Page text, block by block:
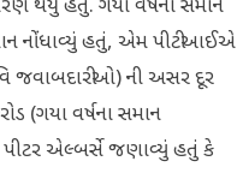
થયું હતું. ગયા વર્ષના સમાન
નોંધાવ્યું હતું, એમ પીટીઆઈએ
જવાબદારીઓ) ની અસર દૂર
(ગયા વર્ષના સમાન
પીટર એલ્બર્સે જણાવ્યું હતું કે